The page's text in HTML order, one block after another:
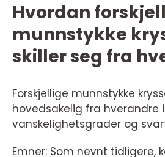
Hvordan
munnstykke
skiller seg fra
Forskjellige munnstykke
hovedsakelig fra hverandre
vanskelighetsgrader og
Emner: Som nevnt tidligere,